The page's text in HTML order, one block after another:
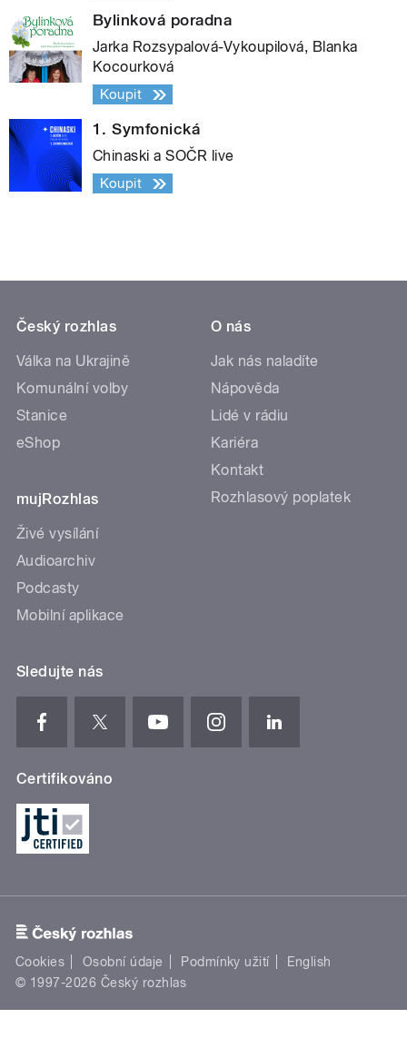
Bylinková poradna
Jarka Rozsypalová-Vykoupilová, Blanka
Kocourková
Koupit
1. Symfonická
Chinaski a SOČR live
Koupit
Český rozhlas
Válka na Ukrajině
Komunální volby
Stanice
eShop
mujRozhlas
Živé vysílání
Audioarchiv
Podcasty
Mobilní aplikace
O nás
Jak nás naladíte
Nápověda
Lidé v rádiu
Kariéra
Kontakt
Rozhlasový poplatek
Sledujte nás
Certifikováno
Cookies Osobní údaje Podmínky užití
English
© 1997-2026 Český rozhlas